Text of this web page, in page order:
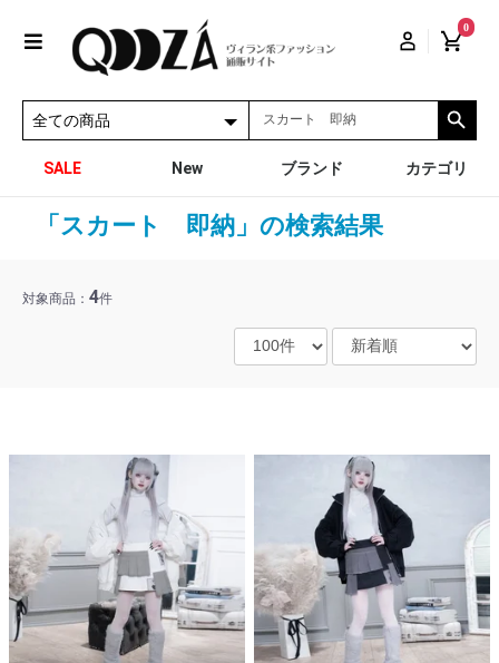
0
SALE New ブランド カテゴリ
「スカート 即納」の検索結果
対象商品： 4件